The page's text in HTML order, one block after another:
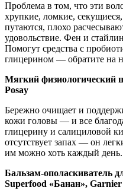
Проблема в том, что эти
хрупкие, ломкие,
путаются, плохо
удовольствие. Фен и
Помогут средства с
глицерином — обратите на
Мягкий физиологический
Posay
Бережно очищает и
кожи головы — и все
глицерину и салициловой
отсутствует запах — он
им можно хоть каждый день.
Бальзам-ополаскиватель
Superfood «Банан», Garnier